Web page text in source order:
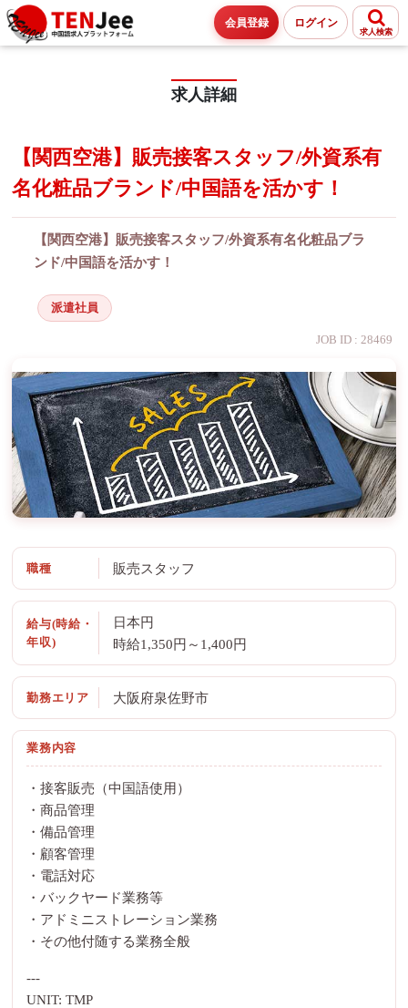
会員登録 ログイン
求人検索
求人詳細
【関西空港】販売接客スタッフ/外資系有
名化粧品ブランド/中国語を活かす！
【関西空港】販売接客スタッフ/外資系有名化粧品ブラ
ンド/中国語を活かす！
派遣社員
JOB ID : 28469
職種 販売スタッフ
給与(時給・
年収)
日本円
時給1,350円～1,400円
勤務エリア 大阪府泉佐野市
業務内容
・接客販売（中国語使用）
・商品管理
・備品管理
・顧客管理
・電話対応
・バックヤード業務等
・アドミニストレーション業務
・その他付随する業務全般
---
UNIT: TMP